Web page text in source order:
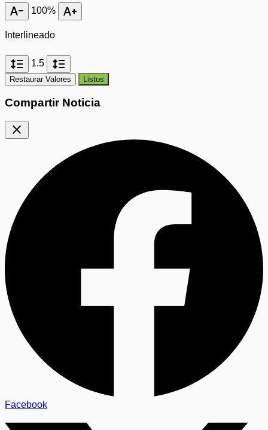
text_decrease 100% text_increase
Interlineado
format_line_spacing 1.5 format_line_spacing
Restaurar Valores Listos
Compartir Noticia
close
Facebook